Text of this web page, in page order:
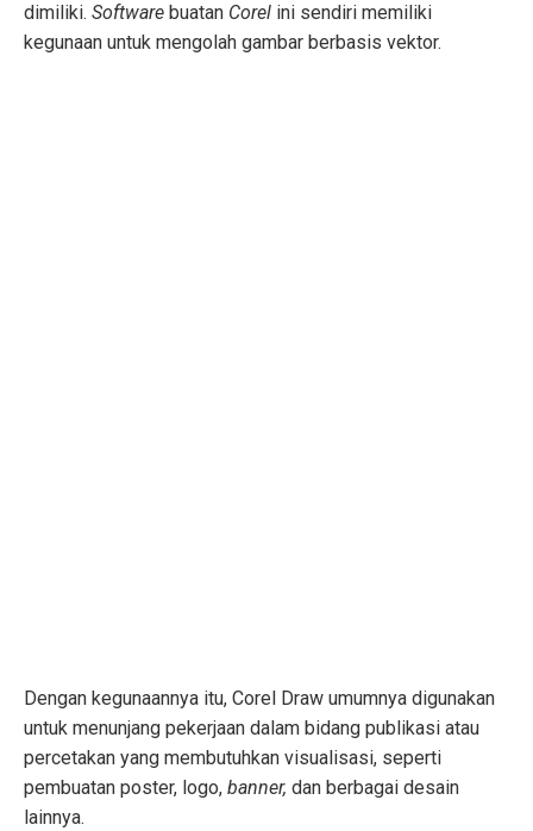
dimiliki. Software buatan Corel ini sendiri memiliki
kegunaan untuk mengolah gambar berbasis vektor.
Dengan kegunaannya itu, Corel Draw umumnya digunakan
untuk menunjang pekerjaan dalam bidang publikasi atau
percetakan yang membutuhkan visualisasi, seperti
pembuatan poster, logo, banner, dan berbagai desain
lainnya.